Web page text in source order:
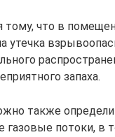
тому, что в
утечка
запаха.
также
газовые потоки, в